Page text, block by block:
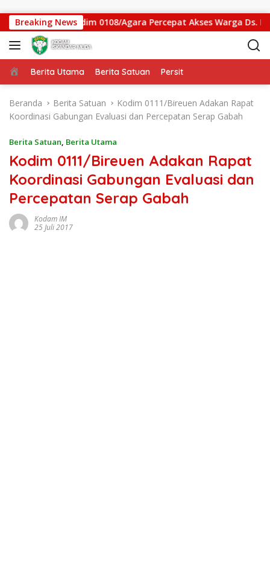
Breaking News
Gantung Kodim 0108/Agara Percepat Akses Warga Ds.
Beranda
Berita Utama Berita Satuan Persit
Beranda Berita Satuan
Kodim 0111/Bireuen Adakan Rapat
Koordinasi Gabungan Evaluasi dan Percepatan Serap Gabah
Berita Satuan, Berita Utama
Kodim 0111/Bireuen Adakan Rapat
Koordinasi Gabungan Evaluasi dan
Percepatan Serap Gabah
Kodam IM
25 Juli 2017